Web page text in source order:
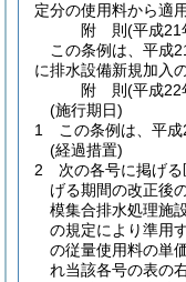
定分の使用料から適
附 則(平成21
この条例は、平成
に排水設備新規加入
附 則(平成22
(施行期日)
1
この条例は、平
(経過措置)
2
次の各号に掲げ
げる期間の改正後
模集合排水処理施
の規定により準用
の従量使用料の単
れ当該各号の表の